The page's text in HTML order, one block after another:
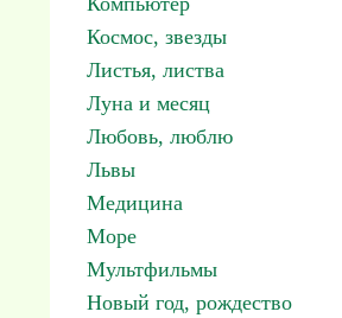
Космос, звезды
Листья, листва
Луна и месяц
Любовь, люблю
Львы
Медицина
Море
Мультфильмы
Новый год, рождество